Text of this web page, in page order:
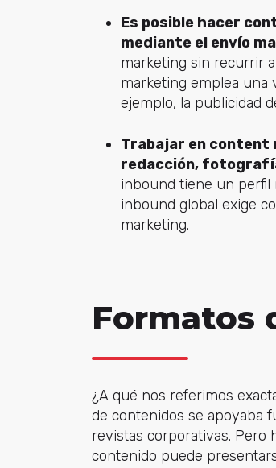
Es posible hacer
mediante el envío
marketing sin recurrir
marketing emplea una
ejemplo, la publicidad
Trabajar en content
redacción,
inbound tiene un perfil
inbound global exige
marketing.
Formatos
¿A qué nos referimos
de contenidos se apoyaba
revistas corporativas. Pero
contenido puede